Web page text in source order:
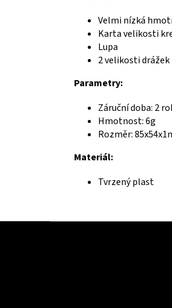
Velmi nízká
Karta velikosti
Lupa
2 velikosti drážek
Parametry:
Záruční doba: 2
Hmotnost: 6g
Rozměr:
Materiál:
Tvrzený plast